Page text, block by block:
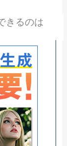
きるのは